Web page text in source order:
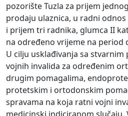
pozorište Tuzla za prijem
prodaju ulaznica, u radni
i prijem tri radnika, glumca II
na određeno vrijeme na period
U cilju usklađivanja sa
vojnih invalida za određenim
drugim pomagalima,
protetskim i ortodonskim
spravama na koja ratni vojni